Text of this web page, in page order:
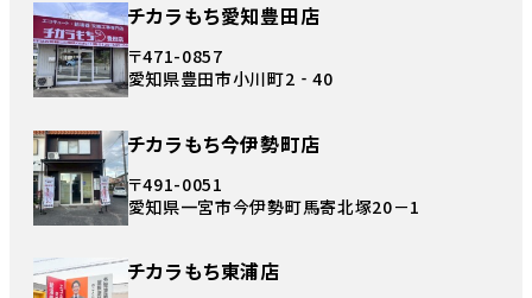
チカラもち愛知豊田店
〒471-0857
愛知県豊田市小川町2‐40
チカラもち今伊勢町店
〒491-0051
愛知県一宮市今伊勢町馬寄北塚20－1
チカラもち東浦店